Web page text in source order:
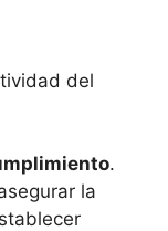
del
.
la